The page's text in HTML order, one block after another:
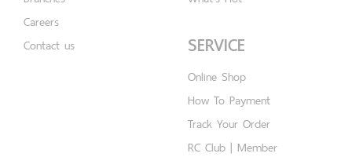
Careers
Contact us
SERVICE
Online Shop
How To Payment
Track Your Order
RC Club | Member